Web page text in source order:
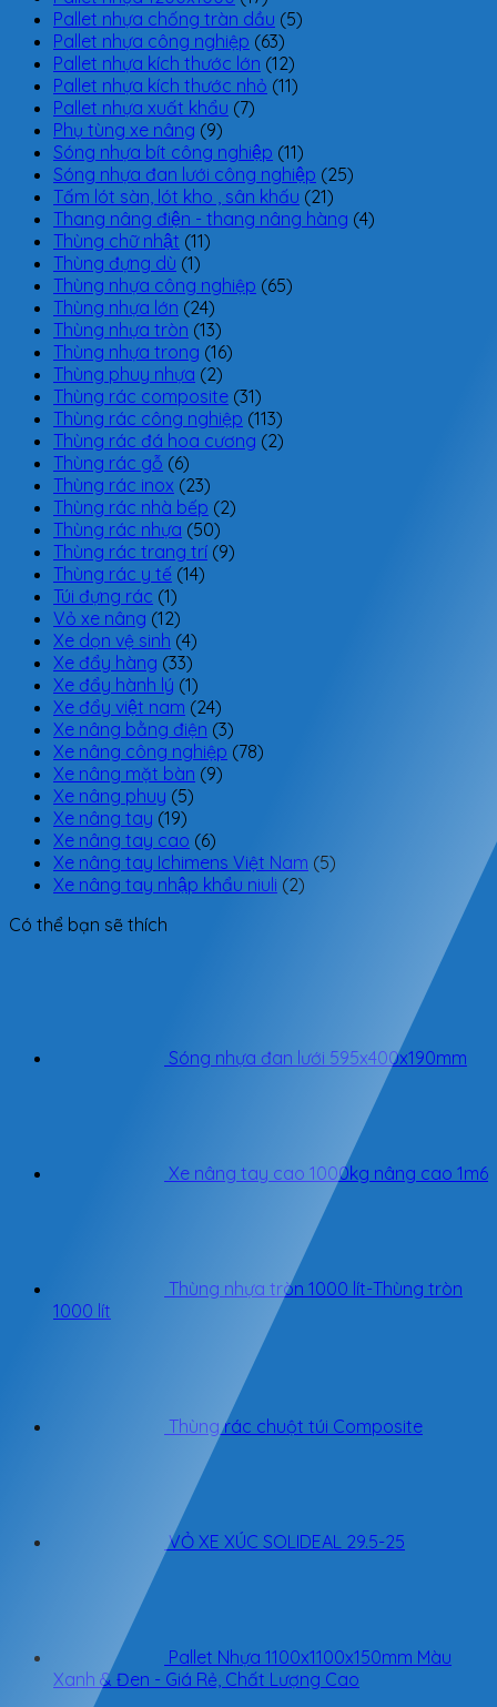
Pallet nhựa chống tràn dầu (5)
Pallet nhựa công nghiệp (63)
Pallet nhựa kích thước lớn (12)
Pallet nhựa kích thước nhỏ (11)
Pallet nhựa xuất khẩu (7)
Phụ tùng xe nâng (9)
Sóng nhựa bít công nghiệp (11)
Sóng nhựa đan lưới công nghiệp (25)
Tấm lót sàn, lót kho , sân khấu (21)
Thang nâng điện - thang nâng hàng (4)
Thùng chữ nhật (11)
Thùng đựng dù (1)
Thùng nhựa công nghiệp (65)
Thùng nhựa lớn (24)
Thùng nhựa tròn (13)
Thùng nhựa trong (16)
Thùng phuy nhựa (2)
Thùng rác composite (31)
Thùng rác công nghiệp (113)
Thùng rác đá hoa cương (2)
Thùng rác gỗ (6)
Thùng rác inox (23)
Thùng rác nhà bếp (2)
Thùng rác nhựa (50)
Thùng rác trang trí (9)
Thùng rác y tế (14)
Túi đựng rác (1)
Vỏ xe nâng (12)
Xe dọn vệ sinh (4)
Xe đẩy hàng (33)
Xe đẩy hành lý (1)
Xe đẩy việt nam (24)
Xe nâng bằng điện (3)
Xe nâng công nghiệp (78)
Xe nâng mặt bàn (9)
Xe nâng phuy (5)
Xe nâng tay (19)
Xe nâng tay cao (6)
Xe nâng tay Ichimens Việt Nam (5)
Xe nâng tay nhập khẩu niuli (2)
Có thể bạn sẽ thích
Sóng nhựa đan lưới 595x400x190mm
Xe nâng tay cao 1000kg nâng cao 1m6
Thùng nhựa tròn 1000 lít-Thùng tròn
1000 lít
Thùng rác chuột túi Composite
VỎ XE XÚC SOLIDEAL 29.5-25
Pallet Nhựa 1100x1100x150mm Màu
Xanh & Đen - Giá Rẻ, Chất Lượng Cao